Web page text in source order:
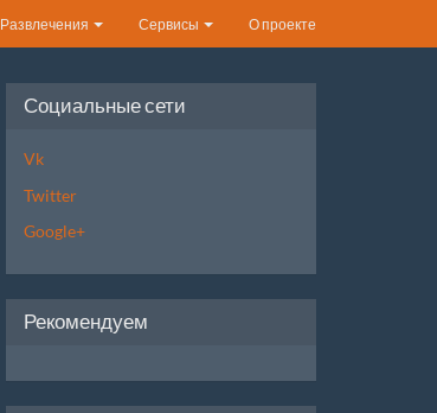
Развлечения Сервисы О проекте
Социальные сети
Vk
Twitter
Google+
Рекомендуем